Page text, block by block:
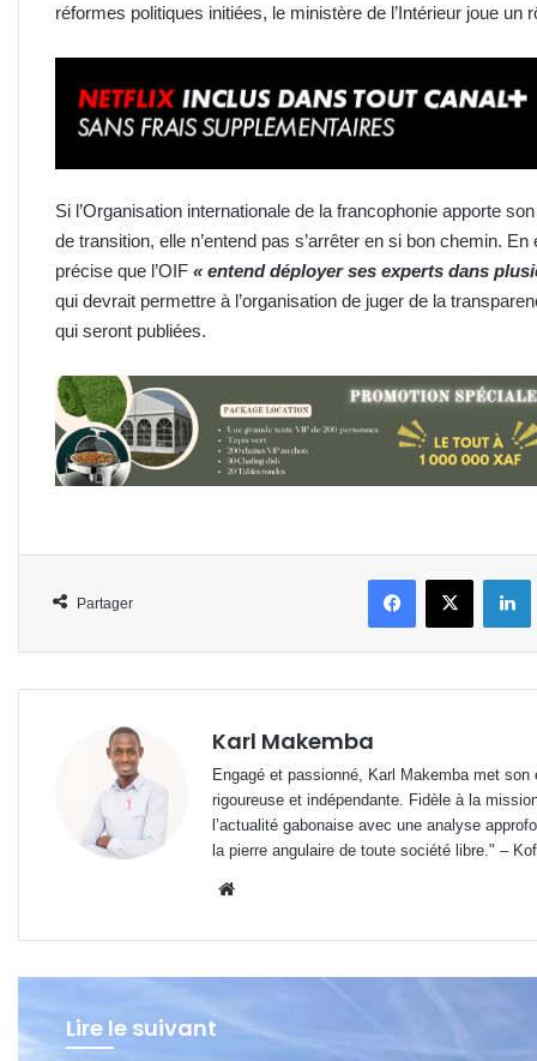
réformes politiques initiées, le ministère de l’Intérieur joue
Si l’Organisation internationale de la francophonie apporte
de transition, elle n’entend pas s’arrêter en si bon chemin.
précise que l’OIF « entend déployer ses experts dans
qui devrait permettre à l’organisation de juger de la
qui seront publiées.
Partager
FacebookX
Karl Makemba
Engagé et passionné, Karl Makemba met
rigoureuse et indépendante. Fidèle à la
l’actualité gabonaise avec une analyse
la pierre angulaire de toute société libre." –
Lire le suivant